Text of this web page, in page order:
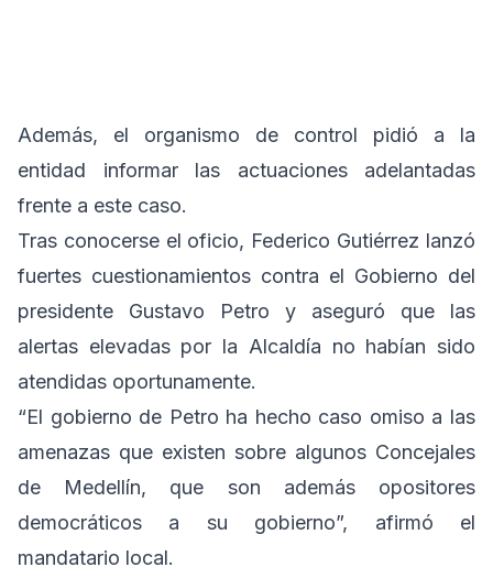
Además, el organismo de control pidió a la
entidad informar las actuaciones adelantadas
frente a este caso.
Tras conocerse el oficio, Federico Gutiérrez lanzó
fuertes cuestionamientos contra el Gobierno del
presidente Gustavo Petro y aseguró que las
alertas elevadas por la Alcaldía no habían sido
atendidas oportunamente.
“El gobierno de Petro ha hecho caso omiso a las
amenazas que existen sobre algunos Concejales
de Medellín, que son además opositores
democráticos a su gobierno”, afirmó el
mandatario local.